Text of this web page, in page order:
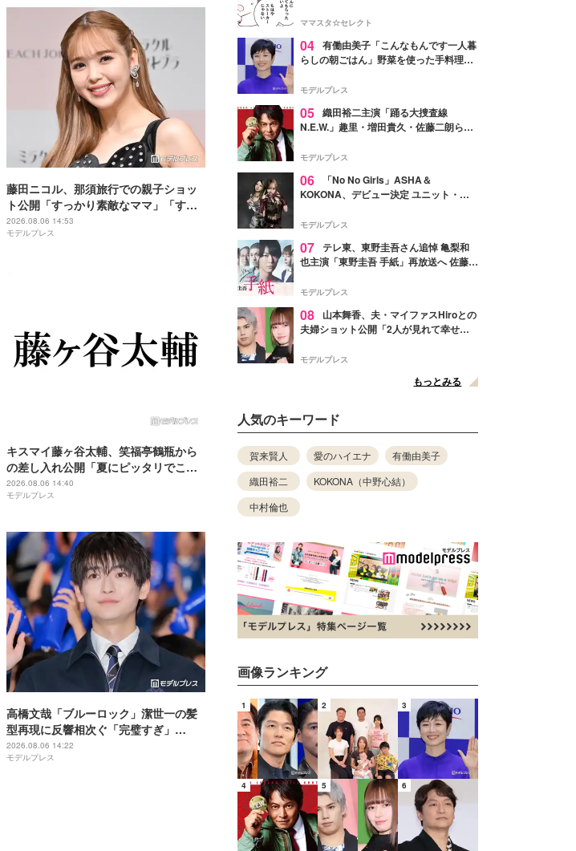
藤田ニコル、那須旅行での親子ショッ
ト公開「すっかり素敵なママ」「すっ
ぽり収まってて可愛すぎる」と反響
2026.08.06 14:53
モデルプレス
キスマイ藤ヶ谷太輔、笑福亭鶴瓶から
の差し入れ公開「夏にピッタリでこれ
は嬉しい」「豪華すぎる」
2026.08.06 14:40
モデルプレス
高橋文哉「ブルーロック」潔世一の髪
型再現に反響相次ぐ「完璧すぎ」
「「お茶目すぎる」
2026.08.06 14:22
モデルプレス
ママスタ☆セレクト
04 有働由美子「こんなもんです一人暮
らしの朝ごはん」野菜を使った手料理公
そう」と反響
モデルプレス
05 織田裕二主演「踊る大捜査線
N.E.W.」趣里・増田貴久・佐藤二朗ら新
徴する“謎のキーワード”も
モデルプレス
06
「No No Girls」ASHA＆
KOKONA、デビュー決定 ユニット・
リリースへ
モデルプレス
07 テレ東、東野圭吾さん追悼 亀梨和
也主演「東野圭吾 手紙」再放送へ 佐藤隆
モデルプレス
08
山本舞香、夫・マイファスHiroとの
夫婦ショット公開「2人が見れて幸せ」
モデルプレス
もっとみる
人気のキーワード
賀来賢人 愛のハイエナ
有働由美子
織田裕二
KOKONA（中野心結）
中村倫也
画像ランキング
1 2 3
4 5 6